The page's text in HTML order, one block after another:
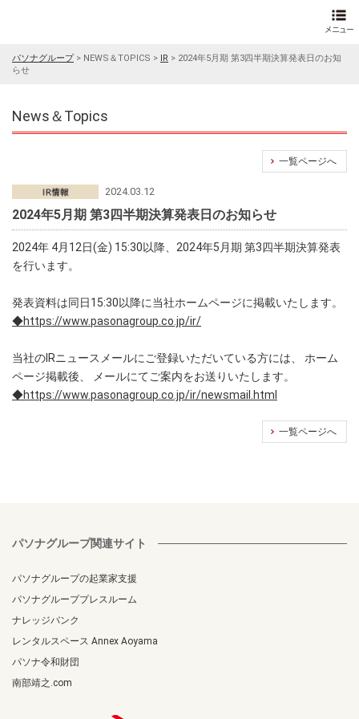
パソナグループ> NEWS＆TOPICS > IR > 2024年5月期 第3四半期決算発表日のお知
らせ
News＆Topics
一覧ページへ
2024.03.12
2024年5月期 第3四半期決算発表日のお知らせ
2024年 4月12日(金) 15:30以降、2024年5月期 第3四半期決算発表
を行います。
発表資料は同日15:30以降に当社ホームページに掲載いたします。
◆https://www.pasonagroup.co.jp/ir/
当社のIRニュースメールにご登録いただいている方には、 ホーム
ページ掲載後、 メールにてご案内をお送りいたします。
◆https://www.pasonagroup.co.jp/ir/newsmail.html
一覧ページへ
パソナグループ関連サイト
パソナグループの起業家支援
パソナグループプレスルーム
ナレッジバンク
レンタルスペース Annex Aoyama
パソナ令和財団
南部靖之.com